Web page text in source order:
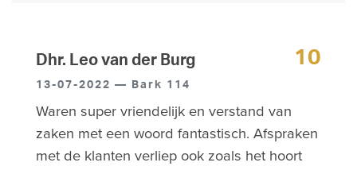
Dhr. Leo van der Burg 10
13-07-2022 — Bark 114
Waren super vriendelijk en verstand van
zaken met een woord fantastisch. Afspraken
met de klanten verliep ook zoals het hoort